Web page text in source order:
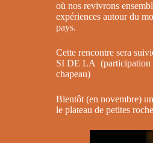
où nos revivrons
expériences autour du
pays.
Cette rencontre sera
SI DE LA (participation
chapeau)
Bientôt (en novembre)
le plateau de petites